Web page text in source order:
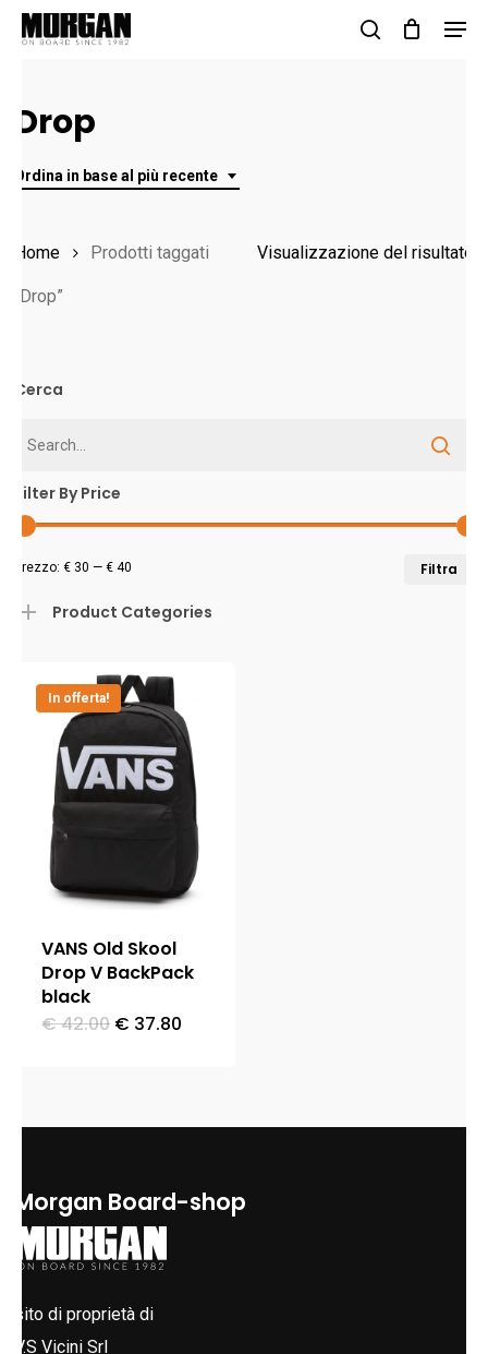
Skip
content
Drop
Ordina in base al più recente
Visualizzazione del risultato
Home Prodotti taggati
“Drop”
Cerca
Filter By Price
Filtra
Prezzo:€ 30 —€ 40
Product Categories
In offerta!
VANS Old Skool
Drop V BackPack
black
€42.00Il
€ 37.80
Morgan Board-shop
sito di proprietà di
V.S Vicini Srl